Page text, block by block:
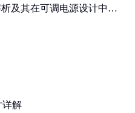
及其在可调电源设计中的
详解